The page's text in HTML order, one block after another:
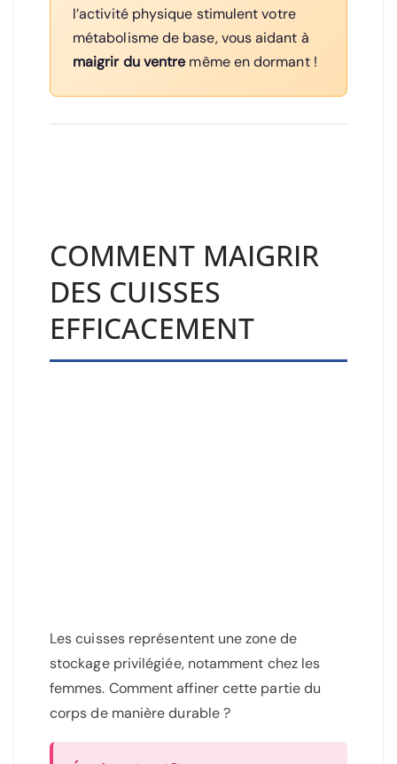
l’activité physique stimulent votre
métabolisme de base, vous aidant à
maigrir du ventre même en dormant !
COMMENT MAIGRIR
DES CUISSES
EFFICACEMENT
Les cuisses représentent une zone de
stockage privilégiée, notamment chez les
femmes. Comment affiner cette partie du
corps de manière durable ?